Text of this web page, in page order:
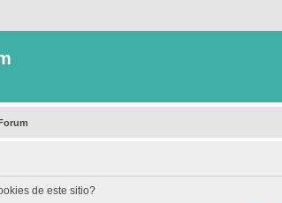
de este sitio?